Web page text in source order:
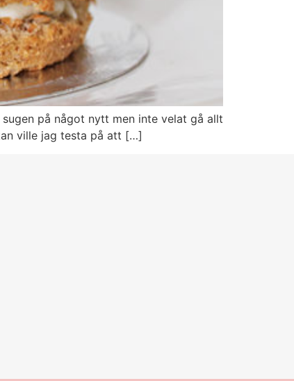
på något nytt men inte velat gå allt
ville jag testa på att […]